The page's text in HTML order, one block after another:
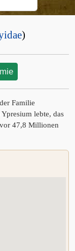
)
Familie
lebte, das
47,8 Millionen